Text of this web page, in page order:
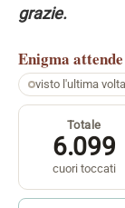
grazie.
Enigma
visto l'ultima
Totale
6.099
cuori toccati